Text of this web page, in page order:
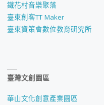
鐵花村音樂聚落
臺東創客TT Maker
臺東資策會數位教育研究所
臺灣文創園區
華山文化創意產業園區